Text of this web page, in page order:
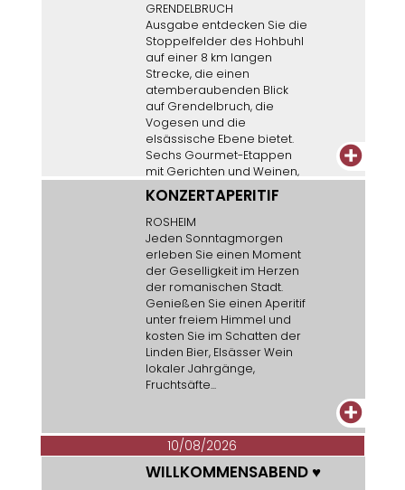
GRENDELBRUCH
Ausgabe entdecken Sie die
Stoppelfelder des Hohbuhl
auf einer 8 km langen
Strecke, die einen
atemberaubenden Blick
auf Grendelbruch, die
Vogesen und die
elsässische Ebene bietet.
Sechs Gourmet-Etappen
mit Gerichten und Weinen,
gefolgt von einem Abend
mit Musik und
Flammkuchen ab 17 Uhr.
Abfahrten von 10:00 bis 13:15
Uhr.
+
KONZERTAPERITIF
ROSHEIM
Jeden Sonntagmorgen
erleben Sie einen Moment
der Geselligkeit im Herzen
der romanischen Stadt.
Genießen Sie einen Aperitif
unter freiem Himmel und
kosten Sie im Schatten der
Linden Bier, Elsässer Wein
lokaler Jahrgänge,
Fruchtsäfte...
+
10/08/2026
WILLKOMMENSABEND ♥